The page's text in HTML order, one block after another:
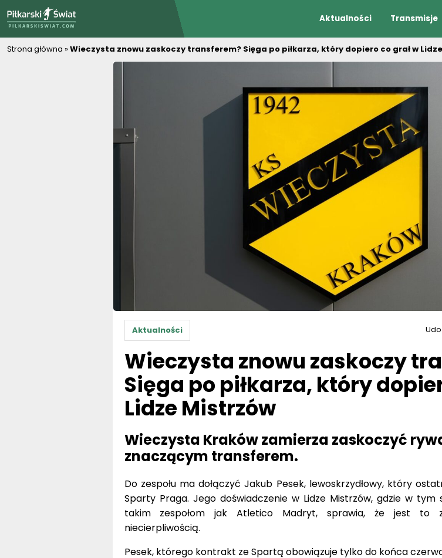
Aktualności Transmisje
Strona główna »Wieczysta znowu zaskoczy transferem? Sięga po piłkarza, który dopiero co grał w
Aktualności
Wieczysta znowu zaskoczy
Sięga po piłkarza, który
Lidze Mistrzów
Wieczysta Kraków zamierza zaskoczyć
znaczącym transferem.
Do zespołu ma dołączyć Jakub Pesek, lewoskrzydłowy, który
Sparty Praga. Jego doświadczenie w Lidze Mistrzów, gdzie w tym
takim zespołom jak Atletico Madryt, sprawia, że jest to
niecierpliwością.
Pesek, którego kontrakt ze Spartą obowiązuje tylko do końca